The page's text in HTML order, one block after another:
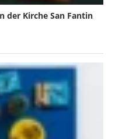
der Kirche San Fantin